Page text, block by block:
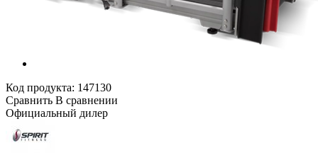
Код продукта: 147130
Сравнить В сравнении
Официальный дилер